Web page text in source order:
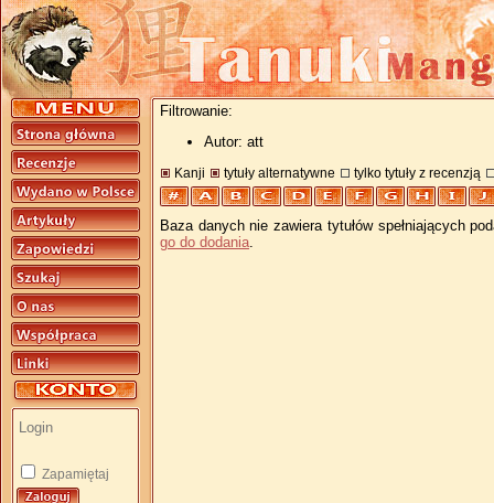
Zapamiętaj
Filtrowanie:
Autor: att
Kanji tytuły alternatywne tylko tytuły z recenzją
Baza danych nie zawiera tytułów spełniających
go do dodania.